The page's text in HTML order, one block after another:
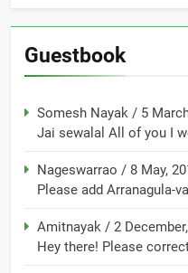
Guestbook
Somesh Nayak / 5
Jai sewalal All of you I
Nageswarrao / 8 May,
Please add Arranagula-
Amitnayak / 2
Hey there! Please